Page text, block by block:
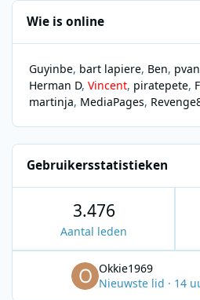
Wie is online
Guyinbe bart lapiere Ben
Herman D Vincent piratepete
martinja MediaPages
Gebruikersstatistieken
3.476
Aantal leden
Okkie1969
Nieuwste lid · 14